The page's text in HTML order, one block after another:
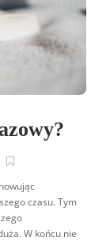
czasu. Tym
W końcu nie